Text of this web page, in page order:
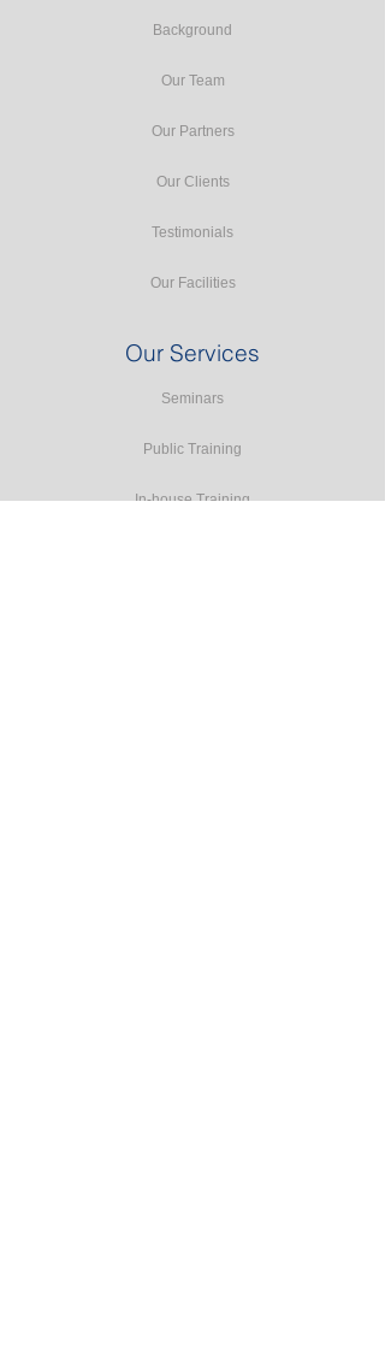
Background
Our Team
Our Partners
Our Clients
Testimonials
Our Facilities
Our Services
Seminars
Public Training
In-house Training